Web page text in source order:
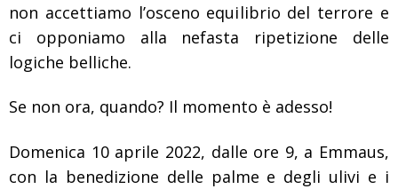
non accettiamo l’osceno equilibrio del terrore e
ci opponiamo alla nefasta ripetizione delle
logiche belliche.
Se non ora, quando? Il momento è adesso!
Domenica 10 aprile 2022, dalle ore 9, a Emmaus,
con la benedizione delle palme e degli ulivi e i